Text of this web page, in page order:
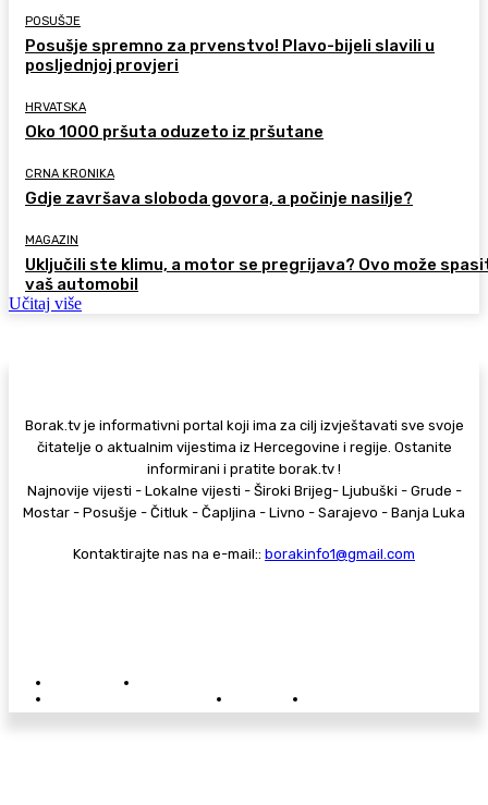
POSUŠJE
Posušje spremno za prvenstvo! Plavo-bijeli slavili u
posljednjoj provjeri
HRVATSKA
Oko 1000 pršuta oduzeto iz pršutane
CRNA KRONIKA
Gdje završava sloboda govora, a počinje nasilje?
MAGAZIN
Uključili ste klimu, a motor se pregrijava? Ovo može
vaš automobil
Učitaj više
Borak.tv je informativni portal koji ima za cilj izvještavati sve svoje
čitatelje o aktualnim vijestima iz Hercegovine i regije. Ostanite
informirani i pratite borak.tv !
Najnovije vijesti - Lokalne vijesti - Široki Brijeg- Ljubuški - Grude -
Mostar - Posušje - Čitluk - Čapljina - Livno - Sarajevo - Banja Luka
Kontaktirajte nas na e-mail:: borakinfo1@gmail.com